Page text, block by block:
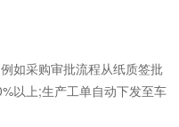
采购审批流程从纸质签批
以上;生产工单自动下发至车